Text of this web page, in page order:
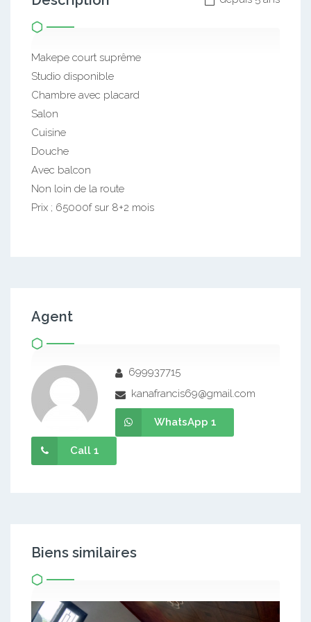
Makepe court suprême
Studio disponible
Chambre avec placard
Salon
Cuisine
Douche
Avec balcon
Non loin de la route
Prix ; 65000f sur 8+2 mois
Agent
699937715
kanafrancis69@gmail.com
WhatsApp 1
Call 1
Biens similaires